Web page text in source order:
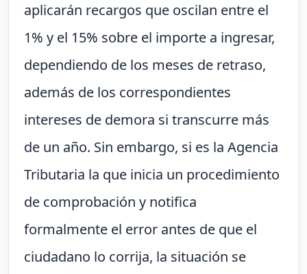
aplicarán recargos que oscilan entre el
1% y el 15% sobre el importe a ingresar,
dependiendo de los meses de retraso,
además de los correspondientes
intereses de demora si transcurre más
de un año. Sin embargo, si es la Agencia
Tributaria la que inicia un procedimiento
de comprobación y notifica
formalmente el error antes de que el
ciudadano lo corrija, la situación se